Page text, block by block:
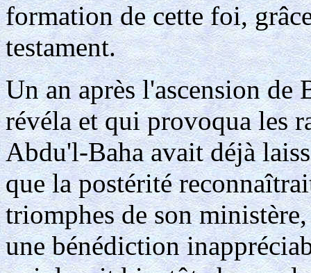
formation de cette foi,
testament.
Un an après l'ascension de
révéla et qui provoqua les
Abdu'l-Baha avait déjà
que la postérité
triomphes de son
une bénédiction